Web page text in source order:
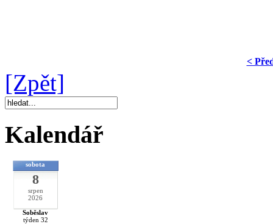
<
[Zpět]
Kalendář
sobota
8
srpen
2026
Soběslav
týden 32